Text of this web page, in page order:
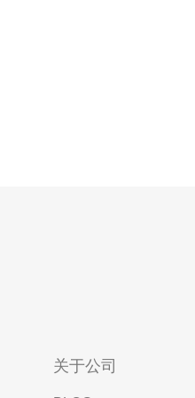
关于公司